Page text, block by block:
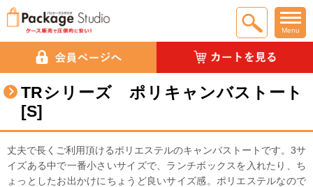
Menu
TRシリーズ ポリキャンバストート
[S]
丈夫で長くご利用頂けるポリエステルのキャンバストートです。3サ
イズある中で一番小さいサイズで、ランチボックスを入れたり、ち
ょっとしたお出かけにちょうど良いサイズ感。ポリエステルなので